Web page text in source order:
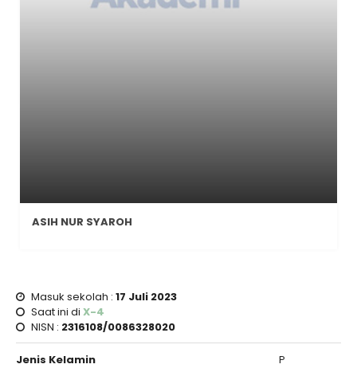
ASIH NUR SYAROH
Masuk sekolah : 17 Juli 2023
Saat ini di X-4
NISN : 2316108/0086328020
Jenis Kelamin P